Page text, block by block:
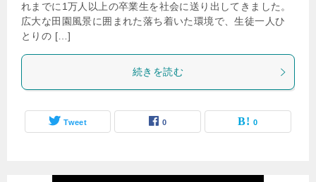
れまでに1万人以上の卒業生を社会に送り出してきました。
広大な田園風景に囲まれた落ち着いた環境で、生徒一人ひ
とりの […]
続きを読む
Tweet 0 0